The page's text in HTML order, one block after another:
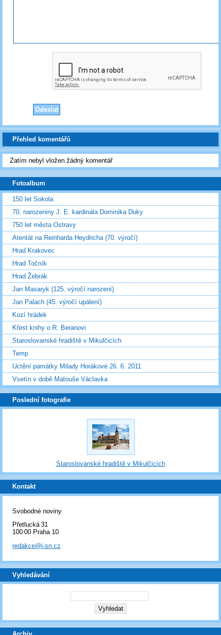
Přehled komentářů
Zatím nebyl vložen žádný komentář
Fotoalbum
150 let Sokola
70. narozeniny J. E. kardinála Dominika Duky
750 let města Ostravy
Atentát na Reinharda Heydricha (70. výročí)
Hrad Krakovec
Hrad Točník
Hrad Žebrák
Jan Masaryk (125. výročí narození)
Jan Palach (45. výročí upálení)
Kozí hrádek
Křest knihy o R. Beranovi
Staroslovanské hradiště v Mikulčicích
Temp
Uctění památky Milady Horákové 26. 6. 2011
Vsetín v době Matouše Václavka
Poslední fotografie
Staroslovanské hradiště v Mikulčicích
Kontakt
Svobodné noviny
Přetlucká 31
100 00 Praha 10
redakce@i-sn.cz
Vyhledávání